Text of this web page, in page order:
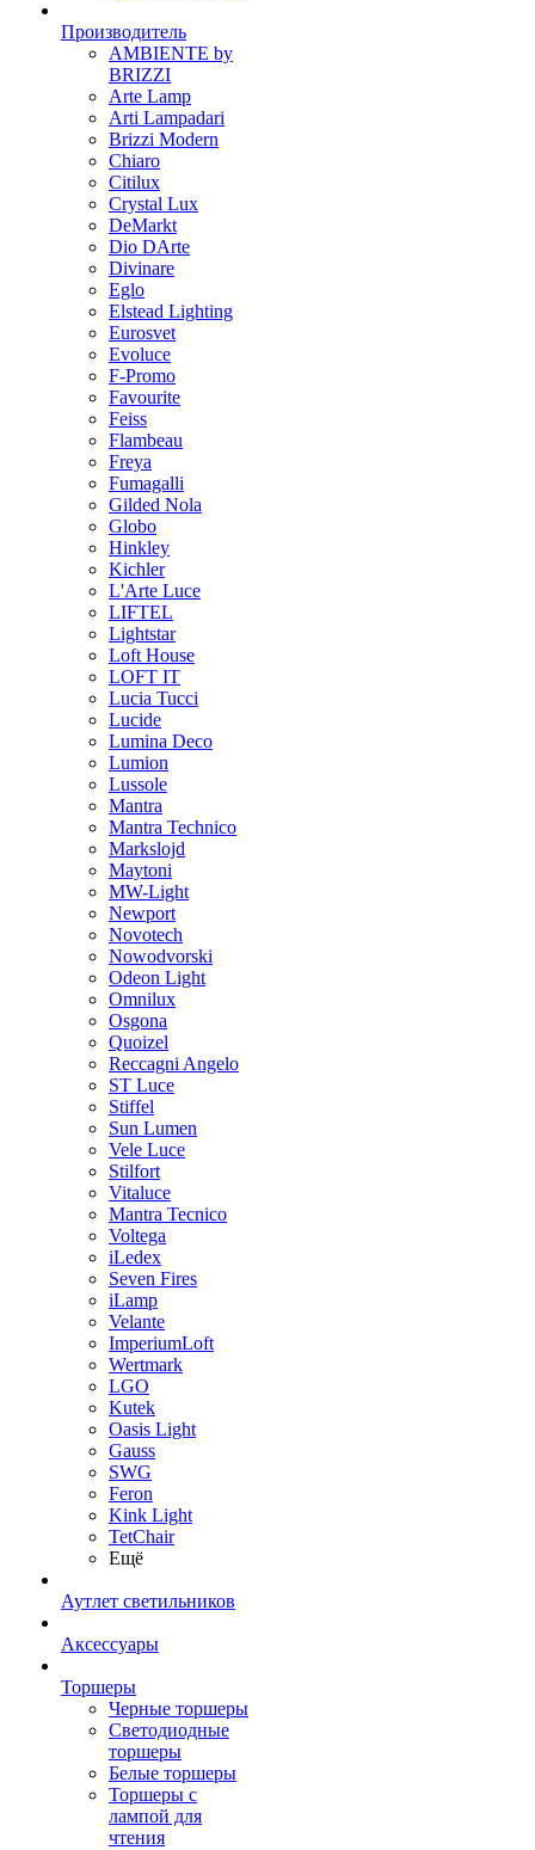
Производитель
AMBIENTE by
BRIZZI
Arte Lamp
Arti Lampadari
Brizzi Modern
Chiaro
Citilux
Crystal Lux
DeMarkt
Dio DArte
Divinare
Eglo
Elstead Lighting
Eurosvet
Evoluce
F-Promo
Favourite
Feiss
Flambeau
Freya
Fumagalli
Gilded Nola
Globo
Hinkley
Kichler
L'Arte Luce
LIFTEL
Lightstar
Loft House
LOFT IT
Lucia Tucci
Lucide
Lumina Deco
Lumion
Lussole
Mantra
Mantra Technico
Markslojd
Maytoni
MW-Light
Newport
Novotech
Nowodvorski
Odeon Light
Omnilux
Osgona
Quoizel
Reccagni Angelo
ST Luce
Stiffel
Sun Lumen
Vele Luce
Stilfort
Vitaluce
Mantra Tecnico
Voltega
iLedex
Seven Fires
iLamp
Velante
ImperiumLoft
Wertmark
LGO
Kutek
Oasis Light
Gauss
SWG
Feron
Kink Light
TetСhair
Ещё
Аутлет светильников
Аксессуары
Торшеры
Черные торшеры
Светодиодные
торшеры
Белые торшеры
Торшеры с
лампой для
чтения